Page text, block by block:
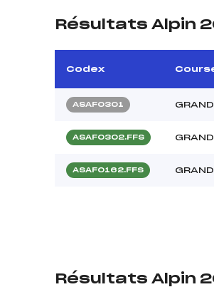
Résultats Alpin
Codex
ASAF0301
ASAF0302.FFS
ASAF0162.FFS
Résultats Alpin